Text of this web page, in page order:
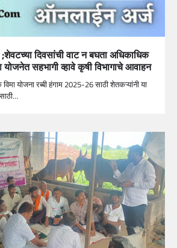
दिवसांची वाट न बघता अधिकाधिक
योजनेत सहभागी व्हावे कृषी विभागाचे आवाहन
योजना रब्बी हंगाम 2025-26 साठी शेतकऱ्यांनी या